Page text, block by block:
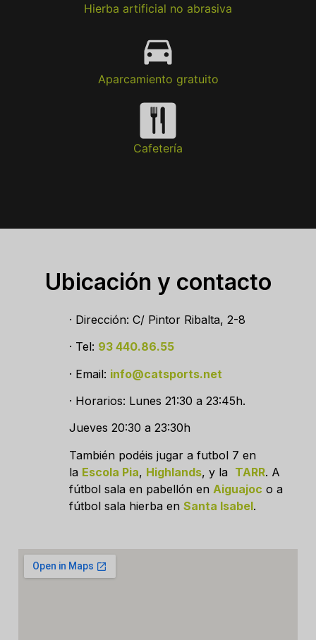
Hierba artificial no abrasiva
Aparcamiento gratuito
Cafetería
Ubicación y contacto
· Dirección: C/ Pintor Ribalta, 2-8
· Tel: 93 440.86.55
· Email: info@catsports.net
· Horarios: Lunes 21:30 a 23:45h.
Jueves 20:30 a 23:30h
También podéis jugar a futbol 7 en
la Escola Pia, Highlands, y la TARR. A
fútbol sala en pabellón en Aiguajoc o a
fútbol sala hierba en Santa Isabel.